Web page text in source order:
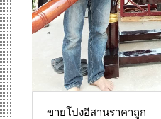
ขายโปงอีสานราคาถูก